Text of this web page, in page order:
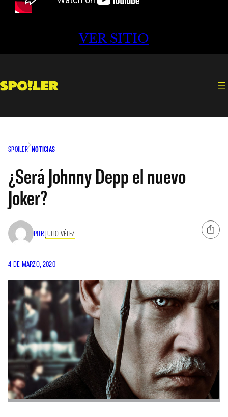
VER SITIO
SPOILER NOTICIAS
¿Será Johnny Depp el nuevo
Joker?
POR JULIO VÉLEZ
4 DE MARZO, 2020